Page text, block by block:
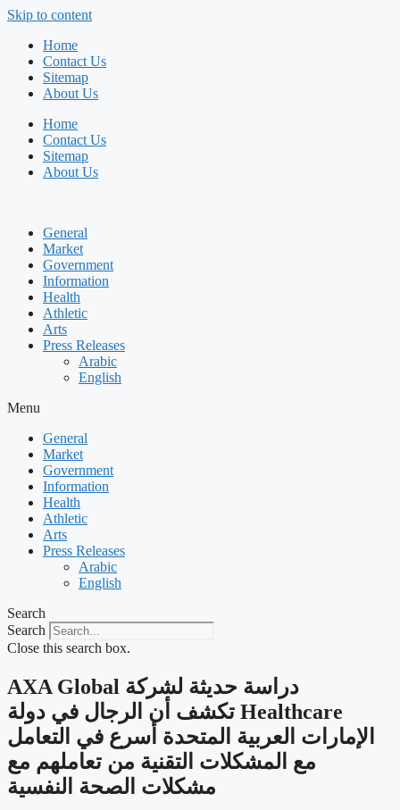
Skip to content
Home
Contact Us
Sitemap
About Us
Home
Contact Us
Sitemap
About Us
General
Market
Government
Information
Health
Athletic
Arts
Press Releases
Arabic
English
Menu
General
Market
Government
Information
Health
Athletic
Arts
Press Releases
Arabic
English
Search
Search
Close this search box.
‫دراسة حديثة لشركة AXA Global
Healthcare تكشف أن الرجال في دولة
الإمارات العربية المتحدة أسرع في التعامل
مع المشكلات التقنية من تعاملهم مع
مشكلات الصحة النفسية